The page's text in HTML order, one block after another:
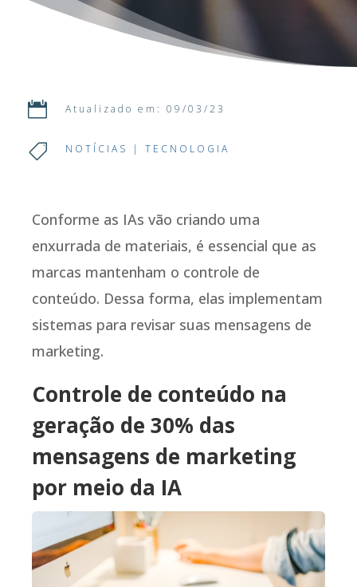
 Atualizado em: 09/03/23
 NOTÍCIAS | TECNOLOGIA
Conforme as IAs vão criando uma
enxurrada de materiais, é essencial que as
marcas mantenham o controle de
conteúdo. Dessa forma, elas implementam
sistemas para revisar suas mensagens de
marketing.
Controle de conteúdo na
geração de 30% das
mensagens de marketing
por meio da IA